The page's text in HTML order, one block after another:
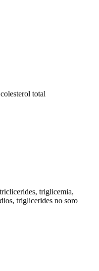
total
triglicemia,
triglicerides no soro